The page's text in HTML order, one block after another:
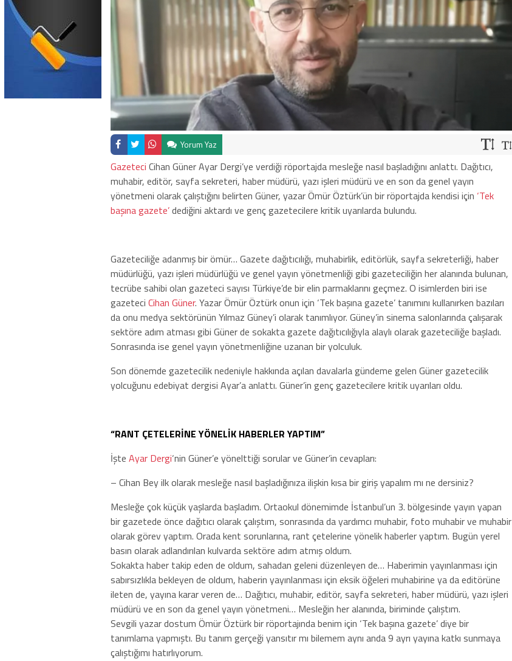
Yorum Yaz
Gazeteci Cihan Güner Ayar Dergi’ye verdiği röportajda mesleğe nasıl başladığını anlattı. Dağıtıcı,
muhabir, editör, sayfa sekreteri, haber müdürü, yazı işleri müdürü ve en son da genel yayın
yönetmeni olarak çalıştığını belirten Güner, yazar Ömür Öztürk’ün bir röportajda kendisi için ‘Tek
başına gazete’dediğini aktardı ve genç gazetecilere kritik uyarılarda bulundu.
Gazeteciliğe adanmış bir ömür… Gazete dağıtıcılığı, muhabirlik, editörlük, sayfa sekreterliği, haber
müdürlüğü, yazı işleri müdürlüğü ve genel yayın yönetmenliği gibi gazeteciliğin her alanında bulunan,
tecrübe sahibi olan gazeteci sayısı Türkiye’de bir elin parmaklarını geçmez. O isimlerden biri ise
gazeteci Cihan Güner. Yazar Ömür Öztürk onun için ‘Tek başına gazete’ tanımını kullanırken bazıları
da onu medya sektörünün Yılmaz Güney’i olarak tanımlıyor. Güney’in sinema salonlarında çalışarak
sektöre adım atması gibi Güner de sokakta gazete dağıtıcılığıyla alaylı olarak gazeteciliğe başladı.
Sonrasında ise genel yayın yönetmenliğine uzanan bir yolculuk.
Son dönemde gazetecilik nedeniyle hakkında açılan davalarla gündeme gelen Güner gazetecilik
yolcuğunu edebiyat dergisi Ayar’a anlattı. Güner’in genç gazetecilere kritik uyarıları oldu.
“RANT ÇETELERİNE YÖNELİK HABERLER YAPTIM”
İşte Ayar Dergi‘nin Güner’e yönelttiği sorular ve Güner’in cevapları:
– Cihan Bey ilk olarak mesleğe nasıl başladığınıza ilişkin kısa bir giriş yapalım mı ne dersiniz?
Mesleğe çok küçük yaşlarda başladım. Ortaokul dönemimde İstanbul’un 3. bölgesinde yayın yapan
bir gazetede önce dağıtıcı olarak çalıştım, sonrasında da yardımcı muhabir, foto muhabir ve muhabir
olarak görev yaptım. Orada kent sorunlarına, rant çetelerine yönelik haberler yaptım. Bugün yerel
basın olarak adlandırılan kulvarda sektöre adım atmış oldum.
Sokakta haber takip eden de oldum, sahadan geleni düzenleyen de… Haberimin yayınlanması için
sabırsızlıkla bekleyen de oldum, haberin yayınlanması için eksik öğeleri muhabirine ya da editörüne
ileten de, yayına karar veren de… Dağıtıcı, muhabir, editör, sayfa sekreteri, haber müdürü, yazı işleri
müdürü ve en son da genel yayın yönetmeni… Mesleğin her alanında, biriminde çalıştım.
Sevgili yazar dostum Ömür Öztürk bir röportajında benim için ‘Tek başına gazete’ diye bir
tanımlama yapmıştı. Bu tanım gerçeği yansıtır mı bilemem aynı anda 9 ayrı yayına katkı sunmaya
çalıştığımı hatırlıyorum.